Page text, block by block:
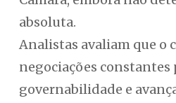
absoluta.
Analistas avaliam que o
negociações
governabilidade e